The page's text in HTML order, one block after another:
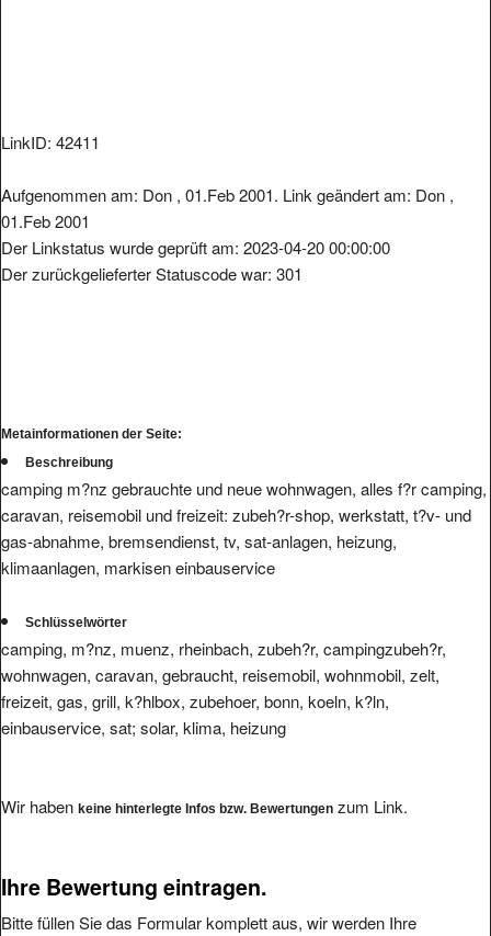
LinkID: 42411
Aufgenommen am: Don , 01.Feb 2001. Link geändert am: Don ,
01.Feb 2001
Der Linkstatus wurde geprüft am: 2023-04-20 00:00:00
Der zurückgelieferter Statuscode war: 301
Metainformationen der Seite:
Beschreibung
camping m?nz gebrauchte und neue wohnwagen, alles f?r camping,
caravan, reisemobil und freizeit: zubeh?r-shop, werkstatt, t?v- und
gas-abnahme, bremsendienst, tv, sat-anlagen, heizung,
klimaanlagen, markisen einbauservice
Schlüsselwörter
camping, m?nz, muenz, rheinbach, zubeh?r, campingzubeh?r,
wohnwagen, caravan, gebraucht, reisemobil, wohnmobil, zelt,
freizeit, gas, grill, k?hlbox, zubehoer, bonn, koeln, k?ln,
einbauservice, sat; solar, klima, heizung
Wir haben keine hinterlegte Infos bzw. Bewertungen zum Link.
Ihre Bewertung eintragen.
Bitte füllen Sie das Formular komplett aus, wir werden Ihre